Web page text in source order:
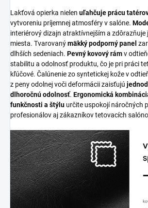
Lakťová opierka nielen uľahčuje prácu
vytvoreniu príjemnej atmosféry v salóne.
interiérový dizajn atraktívnejším a zdôrazňuje
miesta. Tvarovanýmäkký podporný panel
dlhších sedeniach. Pevný kovový rámv
stabilitu a odolnosť produktu, čo je pri práci
kľúčové. Čalúnenie zo syntetickej kože v
z peny odolnej voči deformácii zaisťujú
dlhoročnú odolnosť. Ergonomická
funkčnosti a štýlu určite uspokojí náročných
profesionálov aj zákazníkov tetovacích